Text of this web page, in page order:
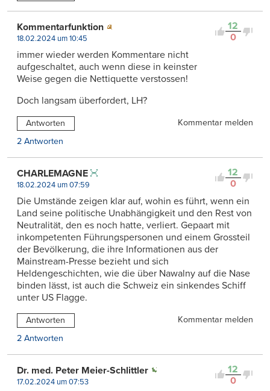
12
0
Kommentarfunktion
18.02.2024 um 10:45
immer wieder werden Kommentare nicht
aufgeschaltet, auch wenn diese in keinster
Weise gegen die Nettiquette verstossen!
Doch langsam überfordert, LH?
Antworten
Kommentar melden
2 Antworten
12
0
CHARLEMAGNE
18.02.2024 um 07:59
Die Umstände zeigen klar auf, wohin es führt, wenn ein
Land seine politische Unabhängigkeit und den Rest von
Neutralität, den es noch hatte, verliert. Gepaart mit
inkompetenten Führungspersonen und einem Grossteil
der Bevölkerung, die ihre Informationen aus der
Mainstream-Presse bezieht und sich
Heldengeschichten, wie die über Nawalny auf die Nase
binden lässt, ist auch die Schweiz ein sinkendes Schiff
unter US Flagge.
Antworten
Kommentar melden
2 Antworten
12
0
Dr. med. Peter Meier-Schlittler
17.02.2024 um 07:53